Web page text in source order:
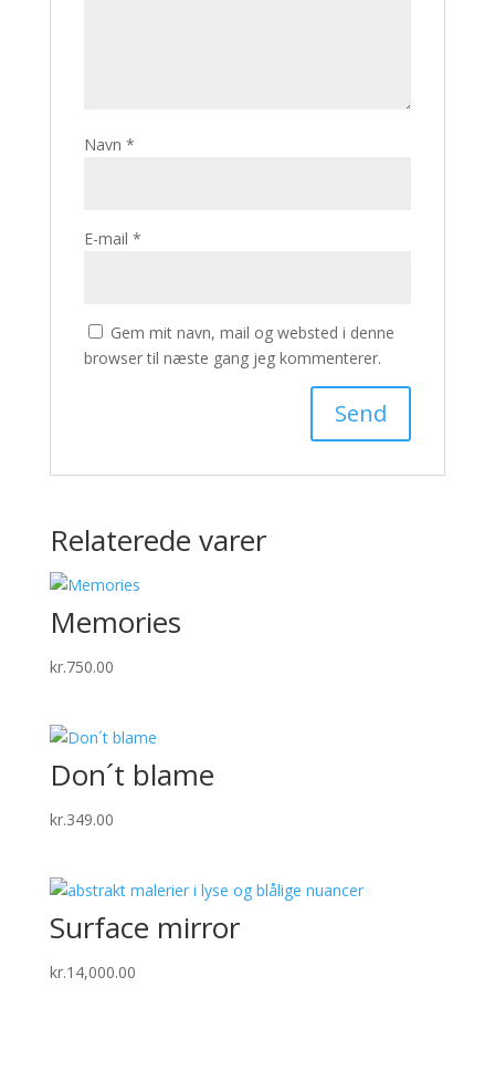
Navn *
E-mail *
Gem mit navn, mail og websted i denne
browser til næste gang jeg kommenterer.
Relaterede varer
Memories
kr.750.00
Don´t blame
kr.349.00
Surface mirror
kr.14,000.00